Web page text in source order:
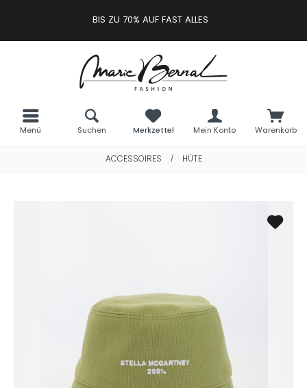
BIS ZU 70% AUF FAST ALLES
Menü Warenkorb
Merkzettel Mein Konto
Suchen
ACCESSOIRES / HÜTE